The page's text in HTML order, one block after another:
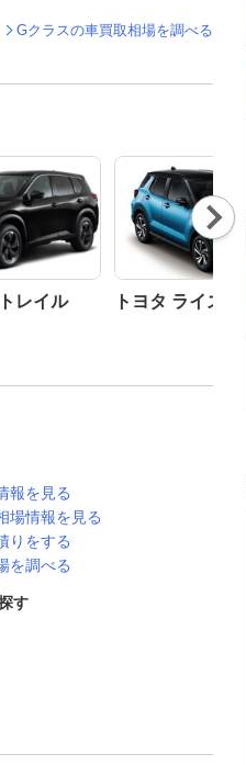
Gクラスの車買取相場を調べる
レイル トヨタ ライズ
Nex
t
報を見る
場情報を見る
りをする
を調べる
す